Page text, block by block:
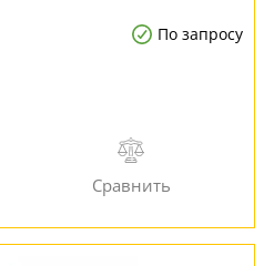
По запросу